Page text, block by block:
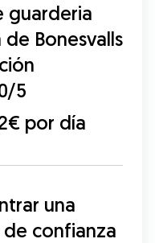
guarderia
Bonesvalls
5
por día
una
confianza